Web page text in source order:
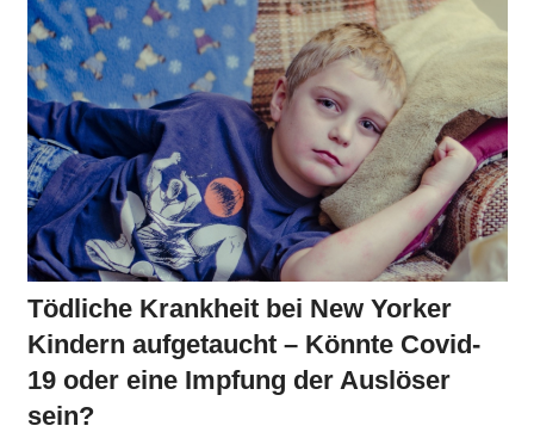
Tödliche Krankheit bei New Yorker
Kindern aufgetaucht – Könnte Covid-
19 oder eine Impfung der Auslöser
sein?